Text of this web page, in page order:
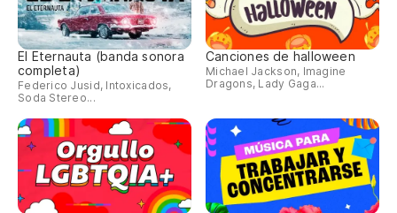
El Eternauta (banda sonora
completa)
Federico Jusid, Intoxicados,
Soda Stereo...
Canciones de halloween
Michael Jackson, Imagine
Dragons, Lady Gaga...